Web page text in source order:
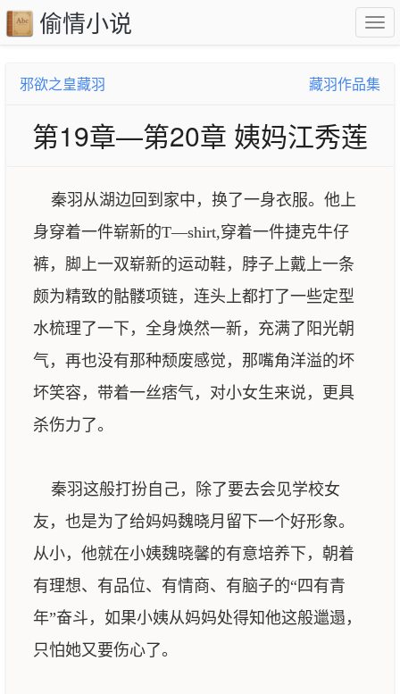
偷情小说
邪欲之皇藏羽 藏羽作品集
第19章—第20章 姨妈江秀莲
秦羽从湖边回到家中，换了一身衣服。他上
身穿着一件崭新的T—shirt,穿着一件捷克牛仔
裤，脚上一双崭新的运动鞋，脖子上戴上一条
颇为精致的骷髅项链，连头上都打了一些定型
水梳理了一下，全身焕然一新，充满了阳光朝
气，再也没有那种颓废感觉，那嘴角洋溢的坏
坏笑容，带着一丝痞气，对小女生来说，更具
杀伤力了。
秦羽这般打扮自己，除了要去会见学校女
友，也是为了给妈妈魏晓月留下一个好形象。
从小，他就在小姨魏晓馨的有意培养下，朝着
有理想、有品位、有情商、有脑子的“四有青
年”奋斗，如果小姨从妈妈处得知他这般邋遢，
只怕她又要伤心了。